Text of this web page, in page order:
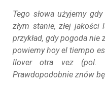
Tego słowa użyjemy
złym stanie, złej
przykład, gdy pogoda
powiemyhoy el tiempo
llover otra vez (pol.
Prawdopodobnie znów